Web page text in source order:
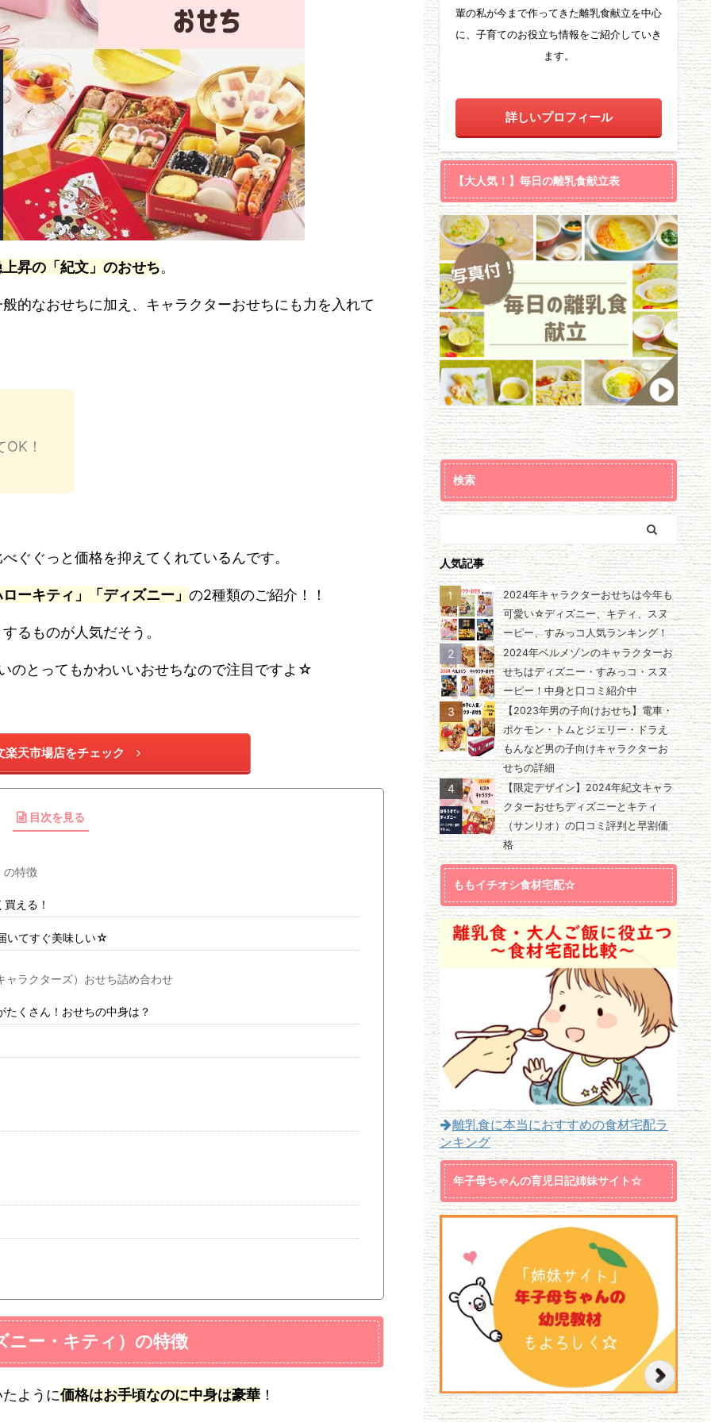
昇の「紀文」のおせち。
的なおせちに加え、キャラクターおせちにも力を入れて
！
ぐぐっと価格を抑えてくれているんです。
ーキティ」「ディズニー」 の2種類のご紹介！！
るものが人気だそう。
のとってもかわいいおせちなので注目ですよ☆
楽天市場店をチェック
目次を見る
の特徴
える！
いてすぐ美味しい☆
ャラクターズ）おせち詰め合わせ
くさん！おせちの中身は？
ニー・キティ）の特徴
ように価格はお手頃なのに中身は豪華 ！
輩の私が今まで作ってきた離乳食献立を中心
に、子育てのお役立ち情報をご紹介していき
ます。
詳しいプロフィール
【大人気！】毎日の離乳食献立表
検索
人気記事
1
2024年キャラクターおせちは今年も
可愛い☆ディズニー、キティ、スヌ
ーピー、すみっコ人気ランキング！
2
2024年ベルメゾンのキャラクターお
せちはディズニー・すみっコ・スヌ
ーピー！中身と口コミ紹介中
3
【2023年男の子向けおせち】電車・
ポケモン・トムとジェリー・ドラえ
もんなど男の子向けキャラクターお
せちの詳細
4
【限定デザイン】2024年紀文キャラ
クターおせちディズニーとキティ
（サンリオ）の口コミ評判と早割価
格
ももイチオシ食材宅配☆
離乳食に本当におすすめの食材宅配ラ
ンキング
年子母ちゃんの育児日記姉妹サイト☆